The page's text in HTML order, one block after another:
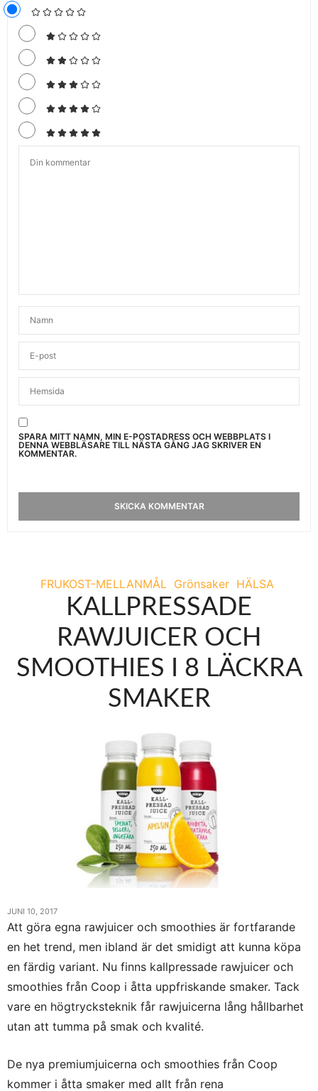
SPARA MITT NAMN, MIN E-POSTADRESS OCH WEBBPLATS I
DENNA WEBBLÄSARE TILL NÄSTA GÅNG JAG SKRIVER EN
KOMMENTAR.
FRUKOST-MELLANMÅL Grönsaker HÄLSA
KALLPRESSADE
RAWJUICER OCH
SMOOTHIES I 8 LÄCKRA
SMAKER
JUNI 10, 2017
Att göra egna rawjuicer och smoothies är fortfarande
en het trend, men ibland är det smidigt att kunna köpa
en färdig variant. Nu finns kallpressade rawjuicer och
smoothies från Coop i åtta uppfriskande smaker. Tack
vare en högtrycksteknik får rawjuicerna lång hållbarhet
utan att tumma på smak och kvalité.
De nya premiumjuicerna och smoothies från Coop
kommer i åtta smaker med allt från rena